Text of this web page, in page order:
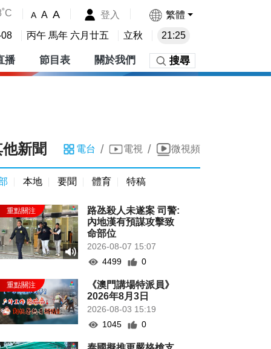
A A A 登入 繁體
丙午 馬年 六月廿五 立秋 21:25
播 節目表 關於我們 搜尋
新聞 電台 / 電視 / 微視頻
本地 要聞 體育 特稿
路氹殺人未遂案 司警:
內地漢有預謀攻擊致
命部位
2026-08-07 15:07
4499
0
《澳門講場特派員》
2026年8月3日
2026-08-03 15:19
1045
0